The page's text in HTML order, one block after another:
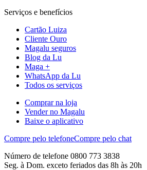
Serviços e benefícios
Cartão Luiza
Cliente Ouro
Magalu seguros
Blog da Lu
Maga +
WhatsApp da Lu
Todos os serviços
Comprar na loja
Vender no Magalu
Baixe o aplicativo
Compre pelo telefoneCompre pelo chat
Número de telefone 0800 773 3838
Seg. à Dom. exceto feriados das 8h às 20h